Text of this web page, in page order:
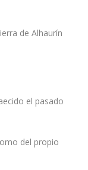
de Alhaurín
el pasado
del propio